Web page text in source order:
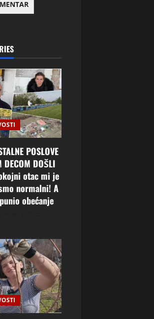
POSLOVE
DECOM DOŠLI
otac mi je
normalni! A
obećanje